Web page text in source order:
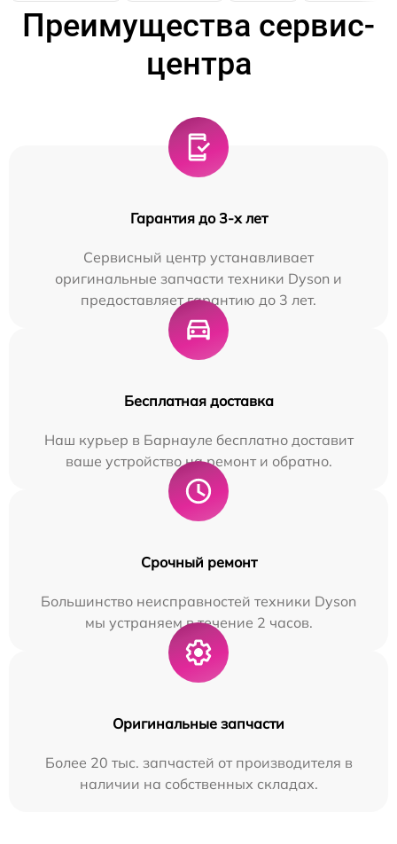
Преимущества сервис-
центра
Гарантия до 3-х лет
Сервисный центр устанавливает
оригинальные запчасти техники Dyson и
предоставляет гарантию до 3 лет.
Бесплатная доставка
Наш курьер в Барнауле бесплатно доставит
ваше устройство на ремонт и обратно.
Срочный ремонт
Большинство неисправностей техники Dyson
мы устраняем в течение 2 часов.
Оригинальные запчасти
Более 20 тыс. запчастей от производителя в
наличии на собственных складах.